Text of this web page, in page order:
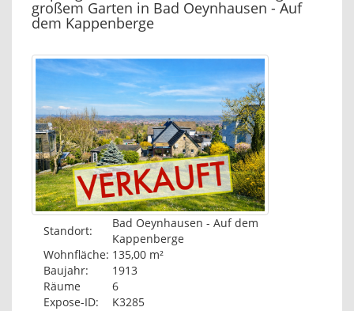
großem Garten in Bad Oeynhausen - Auf
dem Kappenberge
Standort:
Bad Oeynhausen - Auf dem
Kappenberge
Wohnfläche: 135,00 m²
Baujahr:
1913
Räume
6
Expose-ID:
K3285